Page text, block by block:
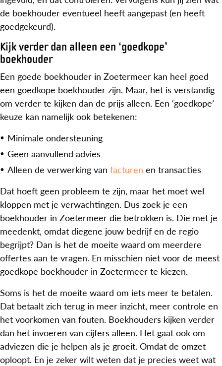
de boekhouder eventueel heeft aangepast (en heeft
goedgekeurd).
Kijk verder dan alleen een ‘goedkope’
boekhouder
Een goede boekhouder in Zoetermeer kan heel goed
een goedkope boekhouder zijn. Maar, het is verstandig
om verder te kijken dan de prijs alleen. Een ‘goedkope’
keuze kan namelijk ook betekenen:
Minimale ondersteuning
Geen aanvullend advies
Alleen de verwerking van facturen en transacties
Dat hoeft geen probleem te zijn, maar het moet wel
kloppen met je verwachtingen. Dus zoek je een
boekhouder in Zoetermeer die betrokken is. Die met je
meedenkt, omdat diegene jouw bedrijf en de regio
begrijpt? Dan is het de moeite waard om meerdere
offertes aan te vragen. En misschien niet voor de meest
goedkope boekhouder in Zoetermeer te kiezen.
Soms is het de moeite waard om iets meer te betalen.
Dat betaalt zich terug in meer inzicht, meer controle en
het voorkomen van fouten. Boekhouders kijken verder
dan het invoeren van cijfers alleen. Het gaat ook om
adviezen die je helpen als je groeit. Omdat de omzet
oploopt. En je zeker wilt weten dat je precies weet wat